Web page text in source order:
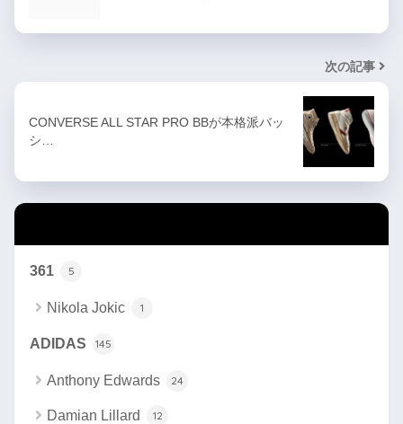
次の記事
CONVERSE ALL STAR PRO BBが本格派バッ
シ…
361 5
Nikola Jokic 1
ADIDAS 145
Anthony Edwards 24
Damian Lillard 12